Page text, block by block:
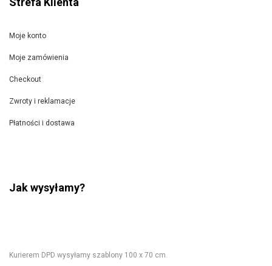
Moje konto
Moje zamówienia
Checkout
Zwroty i reklamacje
Płatności i dostawa
Jak wysyłamy?
Kurierem DPD wysyłamy szablony 100 x 70 cm.